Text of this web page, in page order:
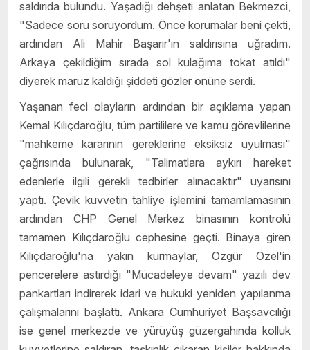
saldırıda bulundu. Yaşadığı dehşeti anlatan Bekmezci,
"Sadece soru soruyordum. Önce korumalar beni çekti,
ardından Ali Mahir Başarır'ın saldırısına uğradım.
Arkaya çekildiğim sırada sol kulağıma tokat atıldı"
diyerek maruz kaldığı şiddeti gözler önüne serdi.
Yaşanan feci olayların ardından bir açıklama yapan
Kemal Kılıçdaroğlu, tüm partililere ve kamu görevlilerine
"mahkeme kararının gereklerine eksiksiz uyulması"
çağrısında bulunarak, "Talimatlara aykırı hareket
edenlerle ilgili gerekli tedbirler alınacaktır" uyarısını
yaptı. Çevik kuvvetin tahliye işlemini tamamlamasının
ardından CHP Genel Merkez binasının kontrolü
tamamen Kılıçdaroğlu cephesine geçti. Binaya giren
Kılıçdaroğlu'na yakın kurmaylar, Özgür Özel'in
pencerelere astırdığı "Mücadeleye devam" yazılı dev
pankartları indirerek idari ve hukuki yeniden yapılanma
çalışmalarını başlattı. Ankara Cumhuriyet Başsavcılığı
ise genel merkezde ve yürüyüş güzergahında kolluk